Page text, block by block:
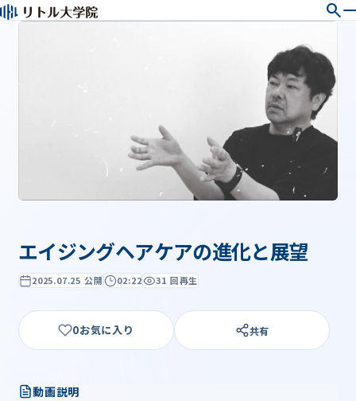
search
エイジングヘアケアの進化と展望
2025.07.25 公開 02:22 31 回再生
0 共有
動画説明